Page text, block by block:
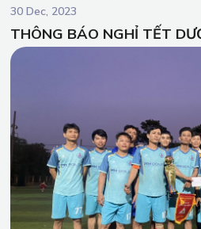
30 Dec, 2023
THÔNG BÁO NGHỈ TẾT